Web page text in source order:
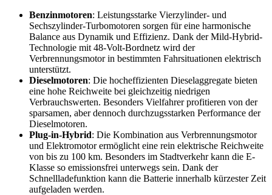
Benzinmotoren: Leistungsstarke Vierzylinder- und
Sechszylinder-Turbomotoren sorgen für eine harmonische
Balance aus Dynamik und Effizienz. Dank der Mild-Hybrid-
Technologie mit 48-Volt-Bordnetz wird der
Verbrennungsmotor in bestimmten Fahrsituationen elektrisch
unterstützt.
Dieselmotoren: Die hocheffizienten Dieselaggregate bieten
eine hohe Reichweite bei gleichzeitig niedrigen
Verbrauchswerten. Besonders Vielfahrer profitieren von der
sparsamen, aber dennoch durchzugsstarken Performance der
Dieselmotoren.
Plug-in-Hybrid: Die Kombination aus Verbrennungsmotor
und Elektromotor ermöglicht eine rein elektrische Reichweite
von bis zu 100 km. Besonders im Stadtverkehr kann die E-
Klasse so emissionsfrei unterwegs sein. Dank der
Schnellladefunktion kann die Batterie innerhalb kürzester Zeit
aufgeladen werden.